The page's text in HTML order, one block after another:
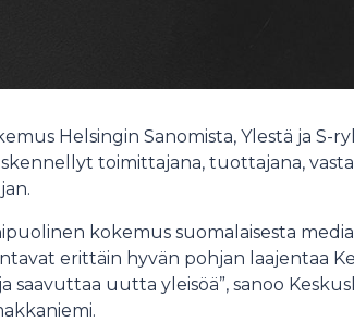
Helsingin Sanomista, Ylestä ja S-
toimittajana, tuottajana,
kokemus suomalaisesta
erittäin hyvän pohjan laajentaa
saavuttaa uutta yleisöä”, sanoo